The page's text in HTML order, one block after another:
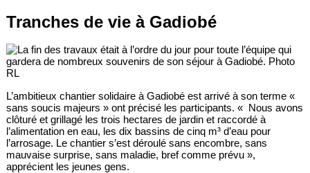
Tranches de vie à Gadiobé
L’ambitieux chantier solidaire à Gadiobé est arrivé à son terme «
sans soucis majeurs » ont précisé les participants. « Nous avons
clôturé et grillagé les trois hectares de jardin et raccordé à
l’alimentation en eau, les dix bassins de cinq m³ d’eau pour
l’arrosage. Le chantier s’est déroulé sans encombre, sans
mauvaise surprise, sans maladie, bref comme prévu »,
apprécient les jeunes gens.